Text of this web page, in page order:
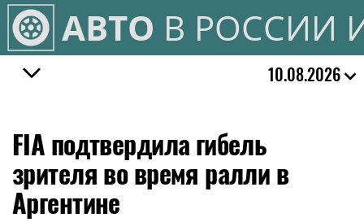
АВТО В РОССИИ
10.08.2026
FIA подтвердила гибель
зрителя во время ралли в
Аргентине